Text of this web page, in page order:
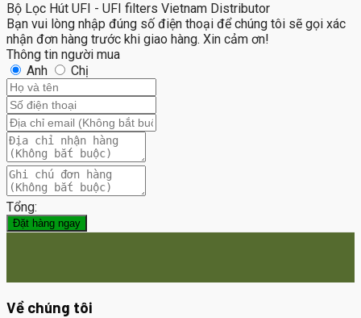
Bộ Lọc Hút UFI - UFI filters Vietnam Distributor
Bạn vui lòng nhập đúng số điện thoại để chúng tôi sẽ gọi xác
nhận đơn hàng trước khi giao hàng. Xin cảm ơn!
Thông tin người mua
Anh
Chị
Tổng:
Đặt hàng ngay
Về chúng tôi